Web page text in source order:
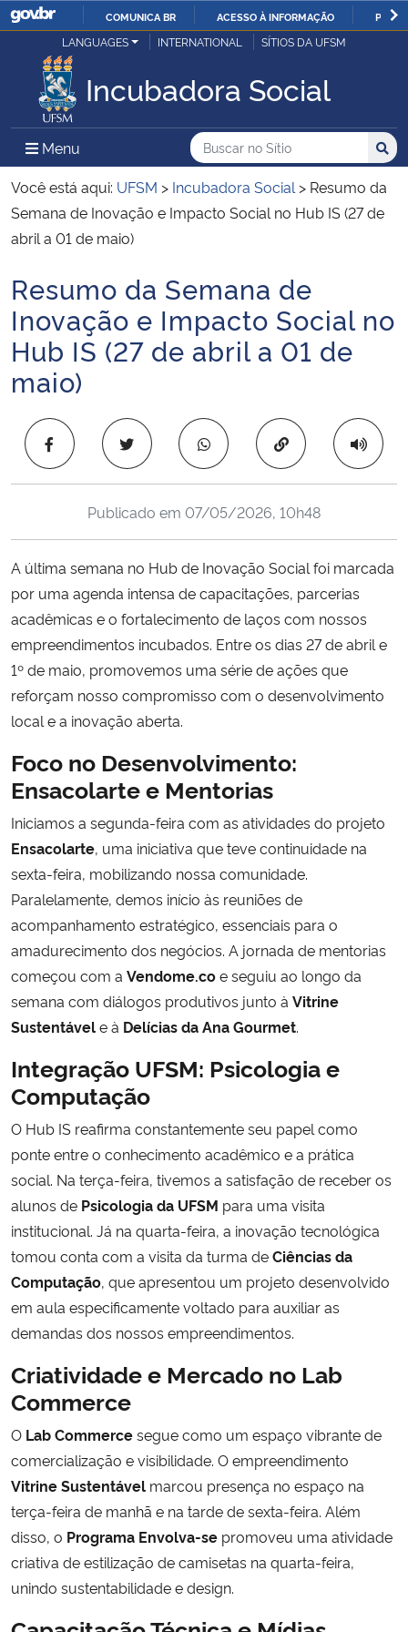
IR
O
COMUNICA BR ACESSO À INFORMAÇÃO
Ministério da Justiça e Segurança Pública
Ministério da Defesa
Ministério das Relações Exteriores
Ministério da Economia
Ministério da Infraestrutura
Ministério da Agricultura, Pecuária e Abastecimento
Ministério da Educação
Ministério da Cidadania
Ministério da Saúde
Ministério de Minas e Energia
Ministério da Ciência, Tecnologia, Inovações e Comunicações
Ministério do Meio Ambiente
Ministério do Turismo
Ministério do Desenvolvimento Regional
Controladoria-Geral da União
Secretaria-Geral
Secretaria de Governo
Gabinete de Segurança Institucional
Advocacia-Geral da União
Planalto
LANGUAGES INTERNATIONAL SÍTIOS DA UFSM
Incubadora Social
Menu Menu Principal do Sítio
Busca
Buscar no no Sítio
Busca:
Você está aqui: UFSM > Incubadora Social > Resumo da
Semana de Inovação e Impacto Social no Hub IS (27 de
abril a 01 de maio)
Início do conteúdo
Resumo da Semana de
Inovação e Impacto Social no
Hub IS (27 de abril a 01 de
maio)
Copiar para área
Publicado em 07/05/2026, 10h48
A última semana no Hub de Inovação Social foi marcada
por uma agenda intensa de capacitações, parcerias
acadêmicas e o fortalecimento de laços com nossos
empreendimentos incubados. Entre os dias 27 de abril e
1º de maio, promovemos uma série de ações que
reforçam nosso compromisso com o desenvolvimento
local e a inovação aberta.
Foco no Desenvolvimento:
Ensacolarte e Mentorias
Iniciamos a segunda-feira com as atividades do projeto
Ensacolarte, uma iniciativa que teve continuidade na
sexta-feira, mobilizando nossa comunidade.
Paralelamente, demos início às reuniões de
acompanhamento estratégico, essenciais para o
amadurecimento dos negócios. A jornada de mentorias
começou com a Vendome.coe seguiu ao longo da
semana com diálogos produtivos junto à Vitrine
Sustentávele à Delícias da Ana Gourmet.
Integração UFSM: Psicologia e
Computação
O Hub IS reafirma constantemente seu papel como
ponte entre o conhecimento acadêmico e a prática
social. Na terça-feira, tivemos a satisfação de receber os
alunos de Psicologia da UFSM para uma visita
institucional. Já na quarta-feira, a inovação tecnológica
tomou conta com a visita da turma deCiências da
Computação, que apresentou um projeto desenvolvido
em aula especificamente voltado para auxiliar as
demandas dos nossos empreendimentos.
Criatividade e Mercado no Lab
Commerce
O Lab Commercesegue como um espaço vibrante de
comercialização e visibilidade. O empreendimento
Vitrine Sustentável marcou presença no espaço na
terça-feira de manhã e na tarde de sexta-feira. Além
disso, o Programa Envolva-se promoveu uma atividade
criativa de estilização de camisetas na quarta-feira,
unindo sustentabilidade e design.